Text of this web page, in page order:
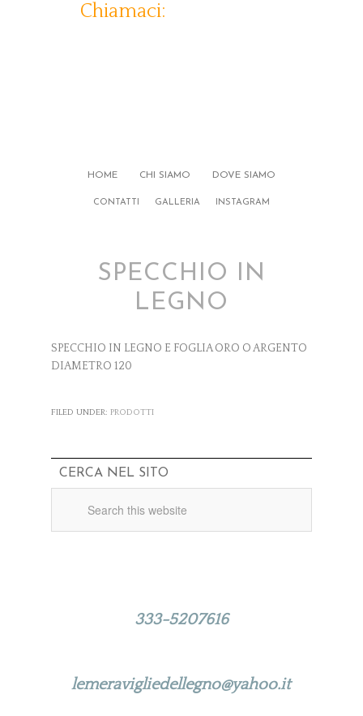
Chiamaci:
HOME CHI SIAMO DOVE SIAMO
CONTATTI GALLERIA INSTAGRAM
SPECCHIO IN
LEGNO
SPECCHIO IN LEGNO E FOGLIA ORO O ARGENTO
DIAMETRO 120
FILED UNDER: PRODOTTI
CERCA NEL SITO
333-5207616
lemeravigliedellegno@yahoo.it